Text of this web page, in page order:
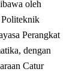
oleh
Politeknik
Perangkat
dengan
Catur